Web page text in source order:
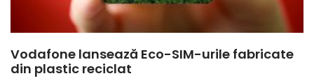
Vodafone lansează Eco-SIM-urile fabricate
din plastic reciclat